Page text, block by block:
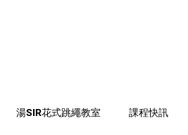
湯SIR花式跳繩教室 課程快訊